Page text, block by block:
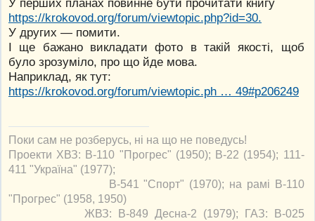
У перших планах повинне бути прочитати книгу
https://krokovod.org/forum/viewtopic.php?id=30.
У других — помити.
І ще бажано викладати фото в такій якості, щоб
було зрозуміло, про що йде мова.
Наприклад, як тут:
https://krokovod.org/forum/viewtopic.ph … 49#p206249
Поки сам не розберусь, ні на що не поведусь!
Проекти ХВЗ: В-110 "Прогрес" (1950); В-22 (1954); 111-
411 "Україна" (1977);
В-541 "Спорт" (1970); на рамі В-110
"Прогрес" (1958, 1950)
ЖВЗ: В-849 Десна-2 (1979); ГАЗ: В-025